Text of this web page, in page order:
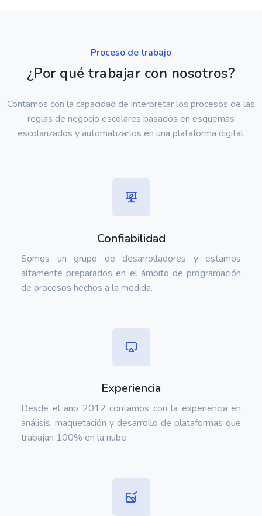
Proceso de trabajo
¿Por qué trabajar con nosotros?
Contamos con la capacidad de interpretar los procesos de las
reglas de negocio escolares basados en esquemas
escolarizados y automatizarlos en una plataforma digital.
Confiabilidad
Somos un grupo de desarrolladores y estamos
altamente preparados en el ámbito de programación
de procesos hechos a la medida.
Experiencia
Desde el año 2012 contamos con la experiencia en
análisis, maquetación y desarrollo de plataformas que
trabajan 100% en la nube.